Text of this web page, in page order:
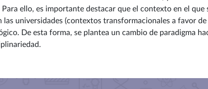
ello, es importante destacar que el contexto en el que
universidades (contextos transformacionales a favor de
De esta forma, se plantea un cambio de paradigma